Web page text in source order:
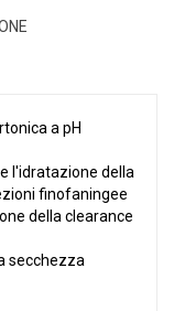
a pH
l'idratazione della
finofaningee
della clearance
secchezza